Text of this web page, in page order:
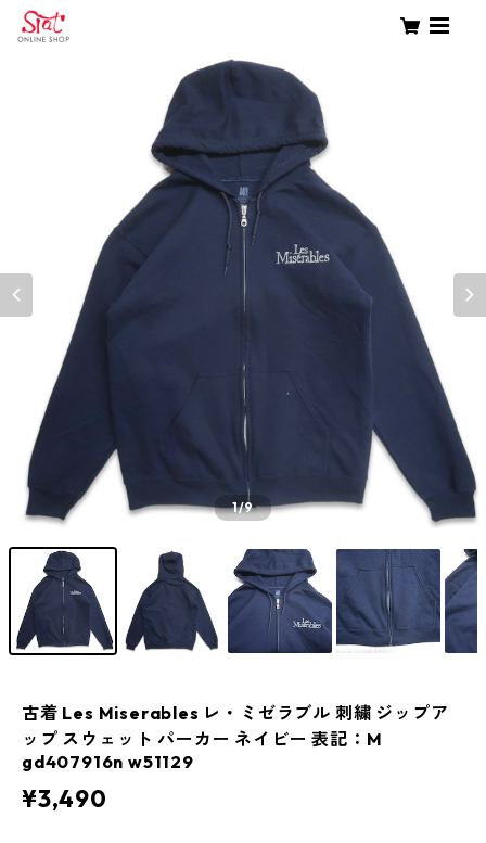
1/9
古着 Les Miserables レ・ミゼラブル 刺繍 ジップア
ップ スウェット パーカー ネイビー 表記：M
gd407916n w51129
¥3,490